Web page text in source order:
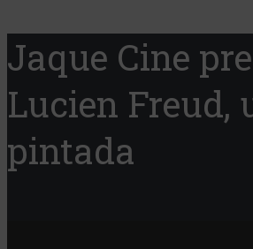
Jaque Cine
Lucien Freud,
pintada